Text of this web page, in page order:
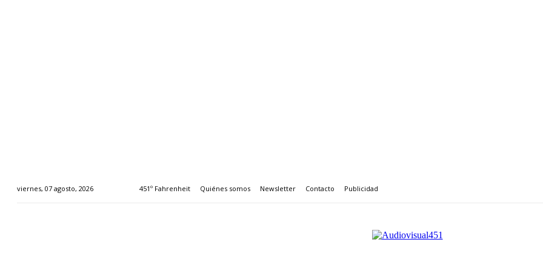
viernes, 07 agosto, 2026 451º Fahrenheit Quiénes somos Newsletter Contacto Publicidad